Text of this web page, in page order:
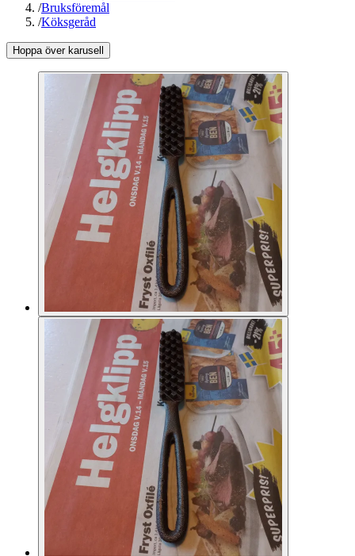
/Bruksföremål
/Köksgeråd
Hoppa över karusell